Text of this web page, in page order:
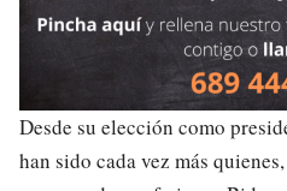
Desde su elección como
han sido cada vez más